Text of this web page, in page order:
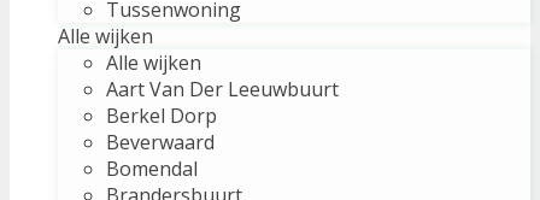
Tussenwoning
Alle wijken
Alle wijken
Aart Van Der Leeuwbuurt
Berkel Dorp
Beverwaard
Bomendal